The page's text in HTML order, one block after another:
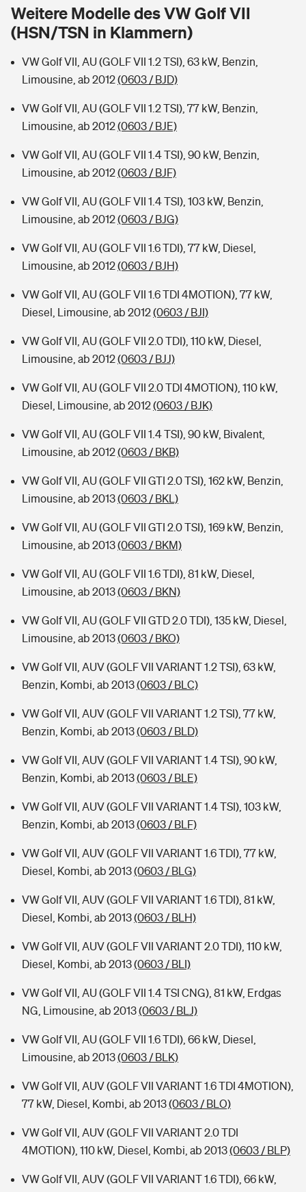
Wer versichert was: Jetzt Versicherer finden
Sie haben Fragen?
Musikinstrumentenversicherung
Zur Übersicht
Kinderunfall-Check: Mehr Sicherheit für deine Kids
Typklassen: So ist Ihr Auto eingestuft
Rentenrechner: Wie viel Geld bekomme ich im Alter?
Weitere Modelle des VW Golf VII
(HSN/TSN in Klammern)
VW Golf VII, AU (GOLF VII 1.2 TSI), 63 kW, Benzin,
Limousine, ab 2012(0603 / BJD)
VW Golf VII, AU (GOLF VII 1.2 TSI), 77 kW, Benzin,
Limousine, ab 2012(0603 / BJE)
VW Golf VII, AU (GOLF VII 1.4 TSI), 90 kW, Benzin,
Limousine, ab 2012(0603 / BJF)
VW Golf VII, AU (GOLF VII 1.4 TSI), 103 kW, Benzin,
Limousine, ab 2012(0603 / BJG)
VW Golf VII, AU (GOLF VII 1.6 TDI), 77 kW, Diesel,
Limousine, ab 2012(0603 / BJH)
VW Golf VII, AU (GOLF VII 1.6 TDI 4MOTION), 77 kW,
Diesel, Limousine, ab 2012(0603 / BJI)
VW Golf VII, AU (GOLF VII 2.0 TDI), 110 kW, Diesel,
Limousine, ab 2012(0603 / BJJ)
VW Golf VII, AU (GOLF VII 2.0 TDI 4MOTION), 110 kW,
Diesel, Limousine, ab 2012(0603 / BJK)
VW Golf VII, AU (GOLF VII 1.4 TSI), 90 kW, Bivalent,
Limousine, ab 2012(0603 / BKB)
VW Golf VII, AU (GOLF VII GTI 2.0 TSI), 162 kW, Benzin,
Limousine, ab 2013(0603 / BKL)
VW Golf VII, AU (GOLF VII GTI 2.0 TSI), 169 kW, Benzin,
Limousine, ab 2013(0603 / BKM)
VW Golf VII, AU (GOLF VII 1.6 TDI), 81 kW, Diesel,
Limousine, ab 2013(0603 / BKN)
VW Golf VII, AU (GOLF VII GTD 2.0 TDI), 135 kW, Diesel,
Limousine, ab 2013(0603 / BKO)
VW Golf VII, AUV (GOLF VII VARIANT 1.2 TSI), 63 kW,
Benzin, Kombi, ab 2013(0603 / BLC)
VW Golf VII, AUV (GOLF VII VARIANT 1.2 TSI), 77 kW,
Benzin, Kombi, ab 2013(0603 / BLD)
VW Golf VII, AUV (GOLF VII VARIANT 1.4 TSI), 90 kW,
Benzin, Kombi, ab 2013(0603 / BLE)
VW Golf VII, AUV (GOLF VII VARIANT 1.4 TSI), 103 kW,
Benzin, Kombi, ab 2013(0603 / BLF)
VW Golf VII, AUV (GOLF VII VARIANT 1.6 TDI), 77 kW,
Diesel, Kombi, ab 2013(0603 / BLG)
VW Golf VII, AUV (GOLF VII VARIANT 1.6 TDI), 81 kW,
Diesel, Kombi, ab 2013(0603 / BLH)
VW Golf VII, AUV (GOLF VII VARIANT 2.0 TDI), 110 kW,
Diesel, Kombi, ab 2013(0603 / BLI)
VW Golf VII, AU (GOLF VII 1.4 TSI CNG), 81 kW, Erdgas
NG, Limousine, ab 2013(0603 / BLJ)
VW Golf VII, AU (GOLF VII 1.6 TDI), 66 kW, Diesel,
Limousine, ab 2013(0603 / BLK)
VW Golf VII, AUV (GOLF VII VARIANT 1.6 TDI 4MOTION),
77 kW, Diesel, Kombi, ab 2013(0603 / BLO)
VW Golf VII, AUV (GOLF VII VARIANT 2.0 TDI
4MOTION), 110 kW, Diesel, Kombi, ab 2013(0603 / BLP)
VW Golf VII, AUV (GOLF VII VARIANT 1.6 TDI), 66 kW,